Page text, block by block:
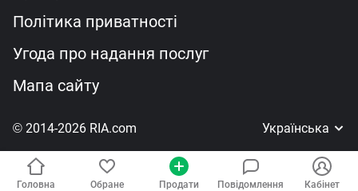
Головна Обране Продати Повідомлення Кабінет
Політика приватності
Угода про надання послуг
Мапа сайту
© 2014-2026 RIA.com Українська